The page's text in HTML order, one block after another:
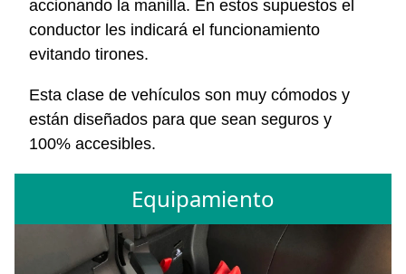
accionando la manilla. En estos supuestos el
conductor les indicará el funcionamiento
evitando tirones.
Esta clase de vehículos son muy cómodos y
están diseñados para que sean seguros y
100% accesibles.
Equipamiento